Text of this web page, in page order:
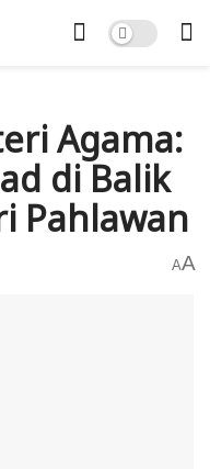
Agama:
di Balik
Pahlawan
AA